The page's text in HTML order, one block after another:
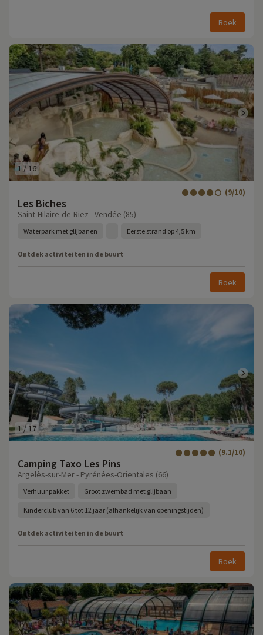
Boek
1 /16
Les Biches
(9/10)
Saint-Hilaire-de-Riez - Vendée (85)
Waterpark met glijbanen Eerste strand op 4,5 km
Ontdek activiteiten in de buurt
Boek
1/17
Camping Taxo Les Pins
(9.1/10)
Argelès-sur-Mer - Pyrénées-Orientales (66)
Verhuur pakket Groot zwembad met glijbaan
Kinderclub van 6 tot 12 jaar (afhankelijk van openingstijden)
Ontdek activiteiten in de buurt
Boek